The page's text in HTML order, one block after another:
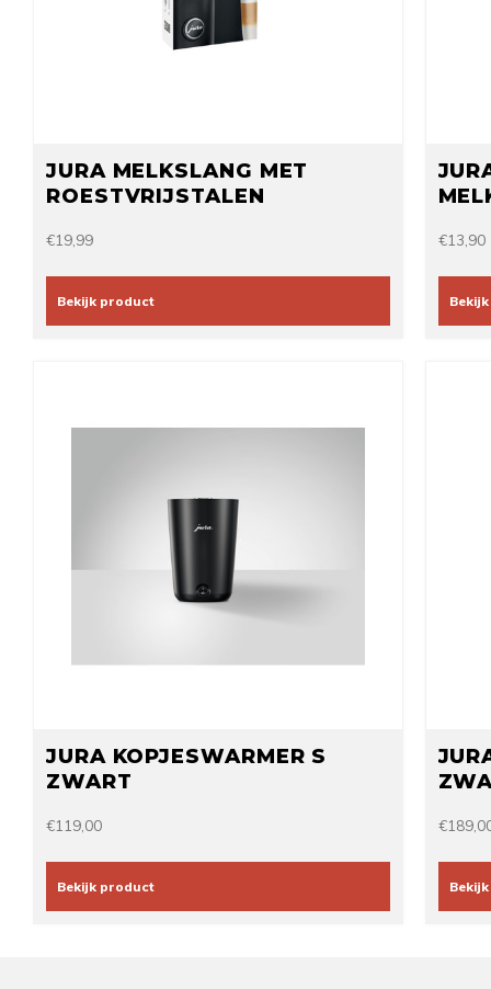
JURA MELKSLANG MET
ROESTVRIJSTALEN
€19,99
Bekijk product
€13,90
JURA KOPJESWARMER S
ZWART
€119,00
Bekijk product